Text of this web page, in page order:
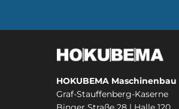
HOKUBEMA Maschinenbau
Graf-Stauffenberg-Kaserne